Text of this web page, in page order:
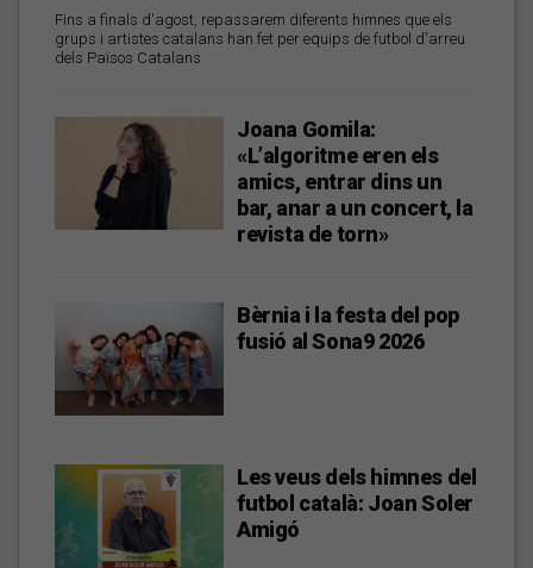
Fins a finals d'agost, repassarem diferents himnes que els
grups i artistes catalans han fet per equips de futbol d'arreu
dels Països Catalans
Joana Gomila:
«L’algoritme eren els
amics, entrar dins un
bar, anar a un concert, la
revista de torn»
Bèrnia i la festa del pop
fusió al Sona9 2026
Les veus dels himnes del
futbol català: Joan Soler
Amigó